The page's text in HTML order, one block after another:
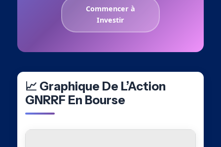
Commencer à
Investir
📈 Graphique De L’Action
GNRRF En Bourse